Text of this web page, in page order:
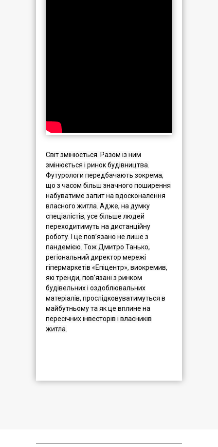
Світ змінюється. Разом із ним
змінюється і ринок будівництва.
Футурологи передбачають зокрема,
що з часом більш значного поширення
набуватиме запит на вдосконалення
власного житла. Адже, на думку
спеціалістів, усе більше людей
переходитимуть на дистанційну
роботу. І це пов’язано не лише з
пандемією. Тож Дмитро Танько,
регіональний директор мережі
гіпермаркетів «Епіцентр», виокремив,
які тренди, пов’язані з ринком
будівельних і оздоблювальних
матеріалів, прослідковуватимуться в
майбутньому та як це вплине на
пересічних інвесторів і власників
житла.